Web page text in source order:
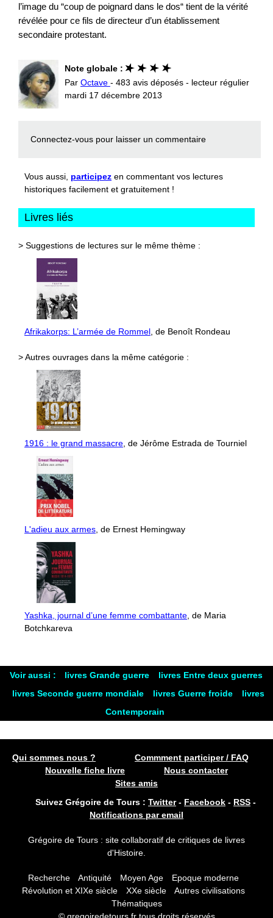
l’image du “coup de poignard dans le dos“ tient de la vérité
révélée pour ce fils de directeur d’un établissement
secondaire protestant.
Note globale :
Par Octave - 483 avis déposés - lecteur régulier
mardi 17 décembre 2013
Connectez-vous pour laisser un commentaire
Vous aussi, participez en commentant vos lectures
historiques facilement et gratuitement !
Livres liés
> Suggestions de lectures sur le même thème :
Afrikakorps: L’armée de Rommel , de Benoît Rondeau
> Autres ouvrages dans la même catégorie :
1916 : le grand massacre , de Jérôme Estrada de Tourniel
L'adieu aux armes , de Ernest Hemingway
Yashka, journal d’une femme combattante , de Maria
Botchkareva
Voir aussi : livres Grande guerre
livres Entre deux guerres
livres Seconde guerre mondiale
livres Guerre froide
livres
Contemporain
Qui sommes nous ?
Commment participer / FAQ
Nouvelle fiche livre
Nous contacter
Sites amis
Suivez Grégoire de Tours : Twitter- Facebook - RSS -
Notifications par email
Grégoire de Tours : site collaboratif de critiques de livres
d'Histoire.
Recherche Antiquité Moyen Age
Epoque moderne
Révolution et XIXe siècle
XXe siècle
Autres civilisations
Thématiques